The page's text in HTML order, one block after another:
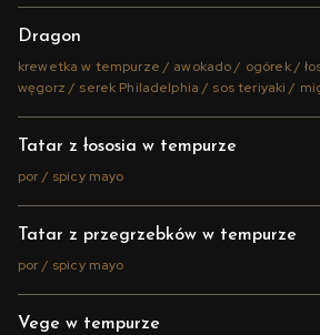
Dragon
krewetka w tempurze / awokado / ogórek /
węgorz / serek Philadelphia / sos teriyaki /
Tatar z łososia w tempurze
por / spicy mayo
Tatar z przegrzebków w tempurze
por / spicy mayo
Vege w tempurze